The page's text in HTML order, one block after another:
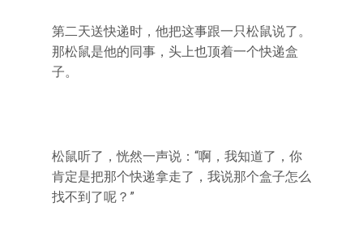
第二天送快递时，他把这事跟一只松鼠说了。
那松鼠是他的同事，头上也顶着一个快递盒
子。
松鼠听了，恍然一声说：“啊，我知道了，你
肯定是把那个快递拿走了，我说那个盒子怎么
找不到了呢？”